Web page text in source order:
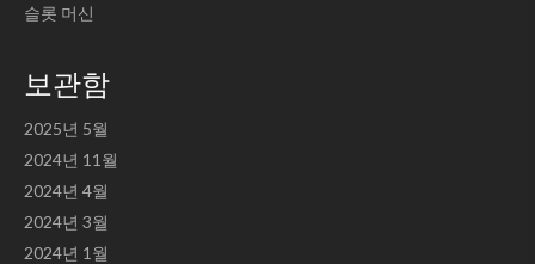
슬롯 머신
보관함
2025년 5월
2024년 11월
2024년 4월
2024년 3월
2024년 1월